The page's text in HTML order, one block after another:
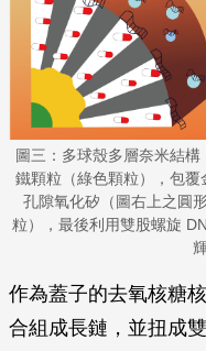
鐵顆粒（綠色顆粒），包
孔隙氧化矽（圖右上之圓
粒），最後利用雙股螺旋